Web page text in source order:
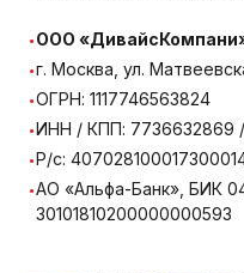
·ООО
·г. Москва, ул.
·ОГРН: 1117746563824
·ИНН / КПП: 7736632869 /
·Р/с:
·АО «Альфа-Банк», БИК
30101810200000000593